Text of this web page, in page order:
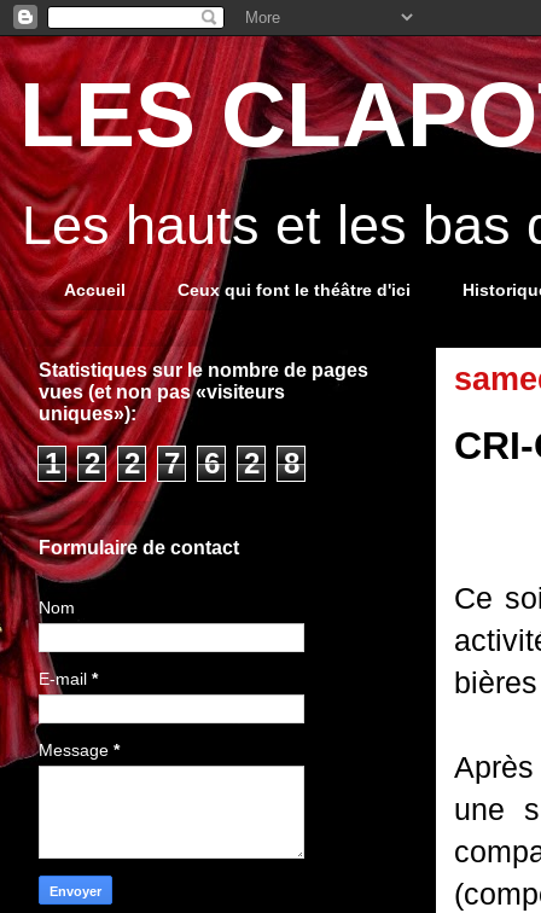
LES
Les hauts et les bas
Accueil Ceux qui font le théâtre d'ici
Ce
une
Statistiques sur le nombre de pages
vues (et non pas «visiteurs
uniques»):
1 2 2 7 6 2 8
Formulaire de contact
Nom
E-mail *
Message *